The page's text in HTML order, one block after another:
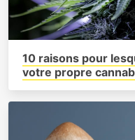
10 raisons pour
votre propre